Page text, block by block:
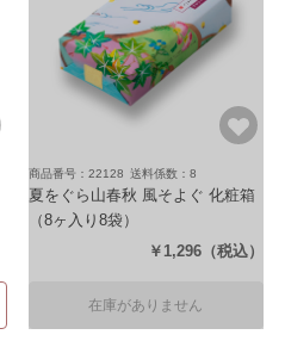
商品番号：22128 送料係数：8
夏をぐら山春秋 風そよぐ 化粧箱
（8ヶ入り8袋）
￥1,296 （税込）
在庫がありません